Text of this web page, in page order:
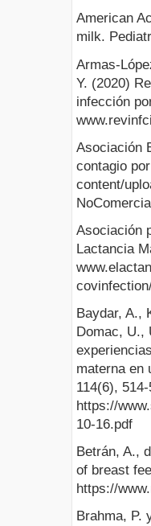
American
milk.
Armas-
Y. (2020)
infección
Asociación
contagio
content/
Asociación
Lactancia
Baydar, A.,
Domac, U.,
materna en
114(6),
https://
10-16.pdf
Betrán, A.,
of breast
https://
Brahma, P.